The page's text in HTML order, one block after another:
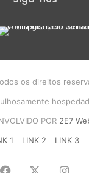
os direitos
POR 2E7
1
LINK 2 LINK 3
Facebook